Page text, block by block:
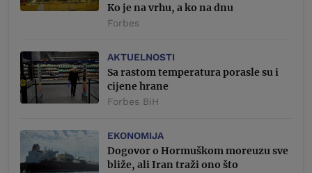
Ko je na vrhu, a ko na dnu
Forbes
AKTUELNOSTI
Sa rastom temperatura porasle su i
cijene hrane
Forbes BiH
EKONOMIJA
Dogovor o Hormuškom moreuzu sve
bliže, ali Iran traži ono što